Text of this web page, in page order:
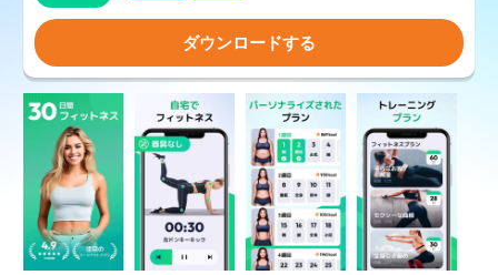
ダウンロードする